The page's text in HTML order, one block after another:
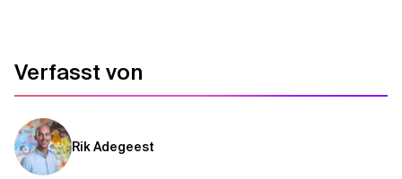
Verfasst von
Rik Adegeest